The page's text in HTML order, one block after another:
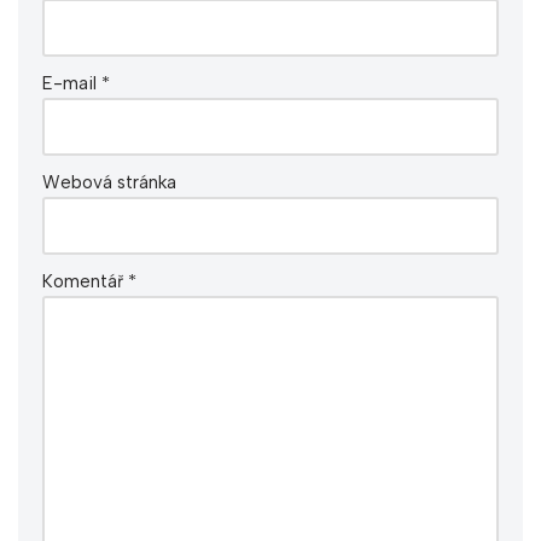
E-mail *
Webová stránka
Komentář *